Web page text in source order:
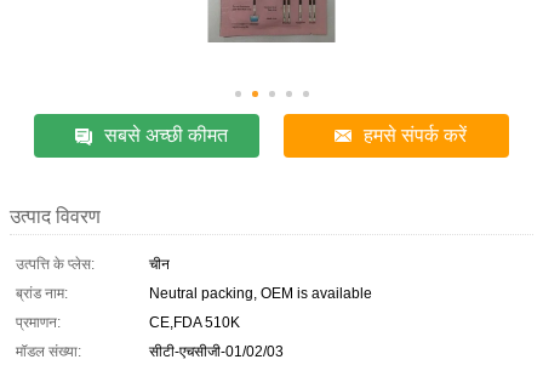
सबसे अच्छी कीमत हमसे संपर्क करें
उत्पाद विवरण
उत्पत्ति के प्लेस:
चीन
ब्रांड नाम:
Neutral packing, OEM is available
प्रमाणन:
CE,FDA 510K
मॉडल संख्या:
सीटी-एचसीजी-01/02/03